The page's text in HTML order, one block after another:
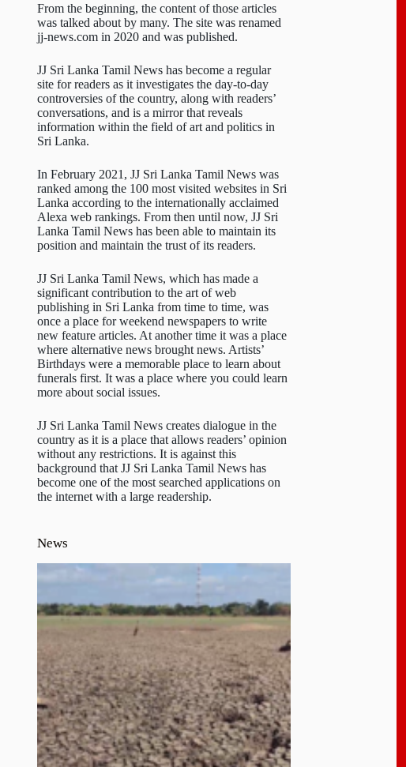
From the beginning, the content of those articles
was talked about by many. The site was renamed
jj-news.com in 2020 and was published.
JJ Sri Lanka Tamil News has become a regular
site for readers as it investigates the day-to-day
controversies of the country, along with readers’
conversations, and is a mirror that reveals
information within the field of art and politics in
Sri Lanka.
In February 2021, JJ Sri Lanka Tamil News was
ranked among the 100 most visited websites in Sri
Lanka according to the internationally acclaimed
Alexa web rankings. From then until now, JJ Sri
Lanka Tamil News has been able to maintain its
position and maintain the trust of its readers.
JJ Sri Lanka Tamil News, which has made a
significant contribution to the art of web
publishing in Sri Lanka from time to time, was
once a place for weekend newspapers to write
new feature articles. At another time it was a place
where alternative news brought news. Artists’
Birthdays were a memorable place to learn about
funerals first. It was a place where you could learn
more about social issues.
JJ Sri Lanka Tamil News creates dialogue in the
country as it is a place that allows readers’ opinion
without any restrictions. It is against this
background that JJ Sri Lanka Tamil News has
become one of the most searched applications on
the internet with a large readership.
News